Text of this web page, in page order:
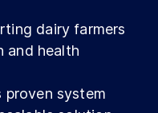
dairy farmers
and health
system